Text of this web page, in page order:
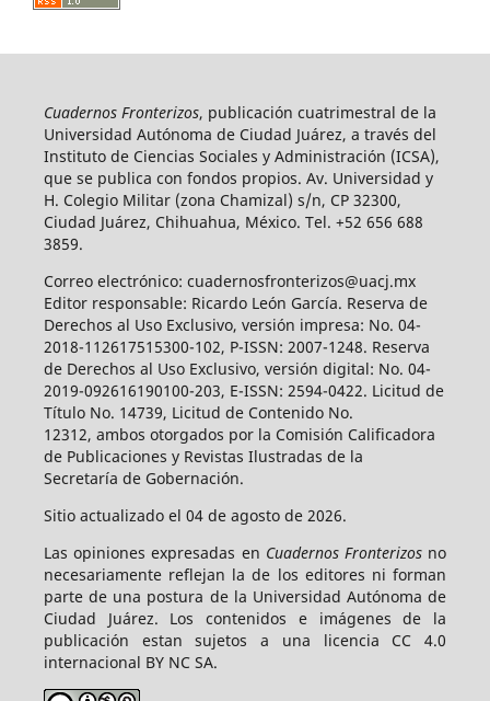
Cuadernos Fronterizos, publicación cuatrimestral de la
Universidad Autónoma de Ciudad Juárez, a través del
Instituto de Ciencias Sociales y Administración (ICSA),
que se publica con fondos propios. Av. Universidad y
H. Colegio Militar (zona Chamizal) s/n, CP 32300,
Ciudad Juárez, Chihuahua, México. Tel. +52 656 688
3859.
Correo electrónico: cuadernosfronterizos@uacj.mx
Editor responsable: Ricardo León García. Reserva de
Derechos al Uso Exclusivo, versión impresa: No. 04-
2018-112617515300-102, P-ISSN: 2007-1248. Reserva
de Derechos al Uso Exclusivo, versión digital: No. 04-
2019-092616190100-203, E-ISSN: 2594-0422. Licitud de
Título No. 14739, Licitud de Contenido No.
12312, ambos otorgados por la Comisión Calificadora
de Publicaciones y Revistas Ilustradas de la
Secretaría de Gobernación.
Sitio actualizado el 04 de agosto de 2026.
Las opiniones expresadas en Cuadernos Fronterizosno
necesariamente reflejan la de los editores ni forman
parte de una postura de la Universidad Autónoma de
Ciudad Juárez. Los contenidos e imágenes de la
publicación estan sujetos a una licencia CC 4.0
internacional BY NC SA.